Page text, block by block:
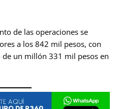
de las operaciones se
a los 842 mil pesos, con
un millón 331 mil pesos en